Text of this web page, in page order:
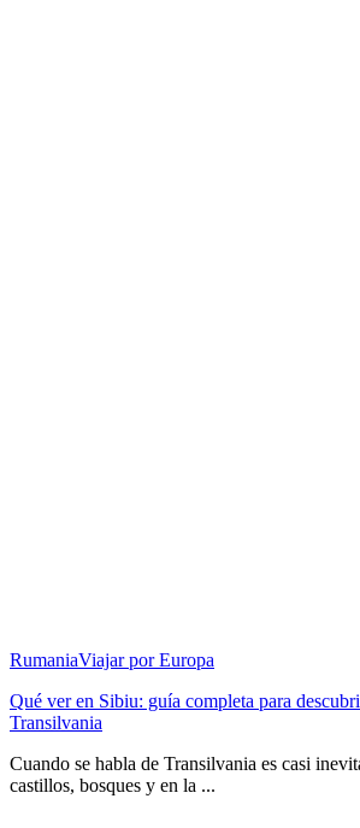
RumaniaViajar por Europa
Qué ver en Sibiu: guía completa para
Transilvania
Cuando se habla de Transilvania es casi
castillos, bosques y en la ...